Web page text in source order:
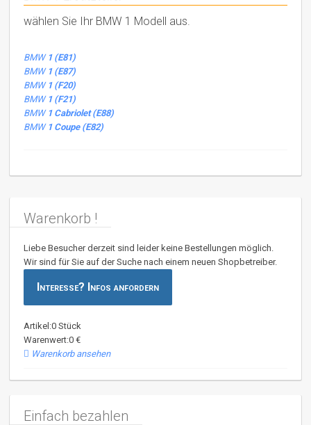
wählen Sie Ihr BMW 1 Modell aus.
BMW 1 (E81)
BMW 1 (E87)
BMW 1 (F20)
BMW 1 (F21)
BMW 1 Cabriolet (E88)
BMW 1 Coupe (E82)
Warenkorb !
Liebe Besucher derzeit sind leider keine Bestellungen möglich.
Wir sind für Sie auf der Suche nach einem neuen Shopbetreiber.
Interesse? Infos anfordern
Artikel:0 Stück
Warenwert:0 €
Warenkorb ansehen
Einfach bezahlen